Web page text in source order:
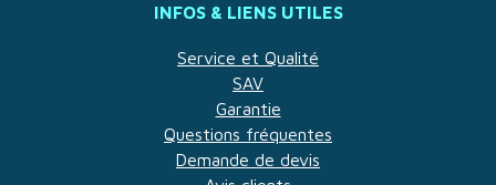
INFOS & LIENS UTILES
Service et Qualité
SAV
Garantie
Questions fréquentes
Demande de devis